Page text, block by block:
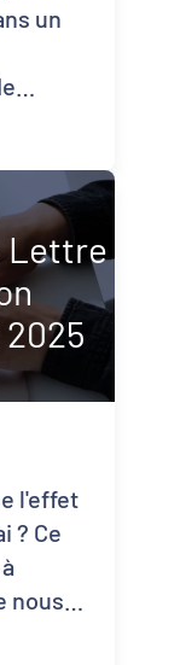
et
un
il
Lettre
l'effet
? Ce
nous